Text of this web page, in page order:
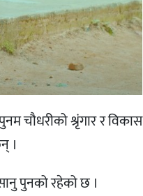
चौधरीको श्रृंगार र विकास
।
पुनको रहेको छ ।